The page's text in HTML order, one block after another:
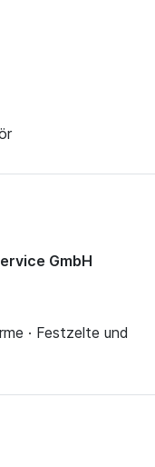
GmbH
· Festzelte und